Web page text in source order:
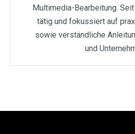
Multimedia-Bearbeitung.
tätig und fokussiert auf
sowie verständliche
und